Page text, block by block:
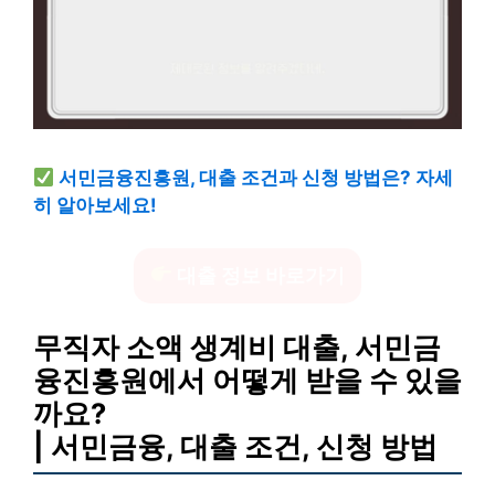
서민금융진흥원, 대출 조건과 신청 방법은? 자세
히 알아보세요!
무직자 소액 생계비 대출, 서민금
융진흥원에서 어떻게 받을 수 있을
까요?
| 서민금융, 대출 조건, 신청 방법